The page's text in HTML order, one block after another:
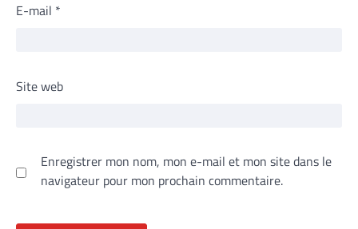
E-mail *
Site web
Enregistrer mon nom, mon e-mail et mon site dans le
navigateur pour mon prochain commentaire.